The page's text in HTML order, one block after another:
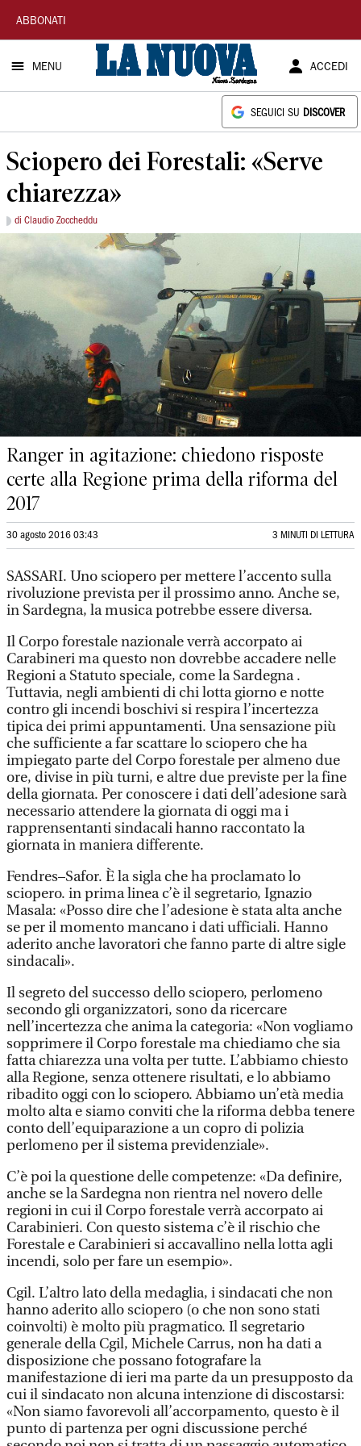
La
Nuova
Sardegna
ABBONATI
MENU ACCEDI
SEGUICI SU DISCOVER
Sciopero dei Forestali: «Serve
chiarezza»
di Claudio Zoccheddu
Ranger in agitazione: chiedono risposte
certe alla Regione prima della riforma del
2017
30 agosto 2016 03:43 3 MINUTI DI LETTURA
SASSARI. Uno sciopero per mettere l’accento sulla
rivoluzione prevista per il prossimo anno. Anche se,
in Sardegna, la musica potrebbe essere diversa.
Il Corpo forestale nazionale verrà accorpato ai
Carabineri ma questo non dovrebbe accadere nelle
Regioni a Statuto speciale, come la Sardegna .
Tuttavia, negli ambienti di chi lotta giorno e notte
contro gli incendi boschivi si respira l’incertezza
tipica dei primi appuntamenti. Una sensazione più
che sufficiente a far scattare lo sciopero che ha
impiegato parte del Corpo forestale per almeno due
ore, divise in più turni, e altre due previste per la fine
della giornata. Per conoscere i dati dell’adesione sarà
necessario attendere la giornata di oggi ma i
rapprensentanti sindacali hanno raccontato la
giornata in maniera differente.
Fendres–Safor. È la sigla che ha proclamato lo
sciopero. in prima linea c’è il segretario, Ignazio
Masala: «Posso dire che l’adesione è stata alta anche
se per il momento mancano i dati ufficiali. Hanno
aderito anche lavoratori che fanno parte di altre sigle
sindacali».
Il segreto del successo dello sciopero, perlomeno
secondo gli organizzatori, sono da ricercare
nell’incertezza che anima la categoria: «Non vogliamo
sopprimere il Corpo forestale ma chiediamo che sia
fatta chiarezza una volta per tutte. L’abbiamo chiesto
alla Regione, senza ottenere risultati, e lo abbiamo
ribadito oggi con lo sciopero. Abbiamo un’età media
molto alta e siamo conviti che la riforma debba tenere
conto dell’equiparazione a un copro di polizia
perlomeno per il sistema previdenziale».
C’è poi la questione delle competenze: «Da definire,
anche se la Sardegna non rientra nel novero delle
regioni in cui il Corpo forestale verrà accorpato ai
Carabinieri. Con questo sistema c’è il rischio che
Forestale e Carabinieri si accavallino nella lotta agli
incendi, solo per fare un esempio».
Cgil. L’altro lato della medaglia, i sindacati che non
hanno aderito allo sciopero (o che non sono stati
coinvolti) è molto più pragmatico. Il segretario
generale della Cgil, Michele Carrus, non ha dati a
disposizione che possano fotografare la
manifestazione di ieri ma parte da un presupposto da
cui il sindacato non alcuna intenzione di discostarsi:
«Non siamo favorevoli all’accorpamento, questo è il
punto di partenza per ogni discussione perché